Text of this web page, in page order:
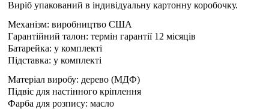
Виріб упакований в індивідуальну картонну коробочку.
Механізм: виробництво США
Гарантійний талон: термін гарантії 12 місяців
Батарейка: у комплекті
Підставка: у комплекті
Матеріал виробу: дерево (МДФ)
Підвіс для настінного кріплення
Фарба для розпису: масло